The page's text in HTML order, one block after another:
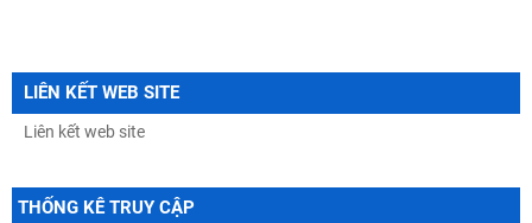
LIÊN KẾT WEB SITE
THỐNG KÊ TRUY CẬP